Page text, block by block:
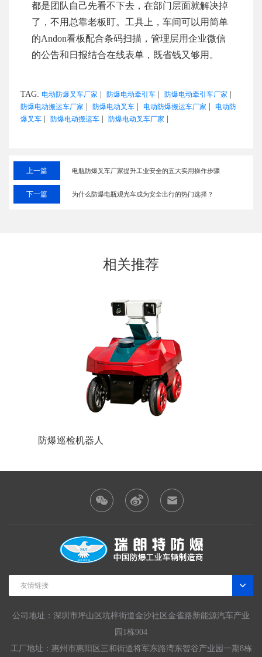
都是团队自己先看不下去，在部门层面就解决掉
了，不用总靠老板盯。工具上，车间可以用简单
的Andon看板配合条码扫描，管理层用企业微信
的公告和日报结合在线表单，既省钱又够用。
TAG: 电动防爆叉车厂家 防爆电动牵引车 防爆电动牵引车厂家
防爆电动搬运车厂家 防爆电动叉车 电动防爆搬运车厂家
电动防
爆叉车
防爆电动搬运车 防爆电动叉车厂家
上一篇 电瓶防爆叉车厂家提升工业安全的五大实用操作步骤
下一篇 为什么防爆电瓶观光车成为安全出行的热门选择？
相关推荐
防爆巡检机器人
友情链接
公司地址：深圳市坪山区坑梓街道金沙社区金雀路新能源汽车产业
园1栋904
工厂地址：惠州市惠阳区三和街道将军东路湾东智谷产业园一期8栋